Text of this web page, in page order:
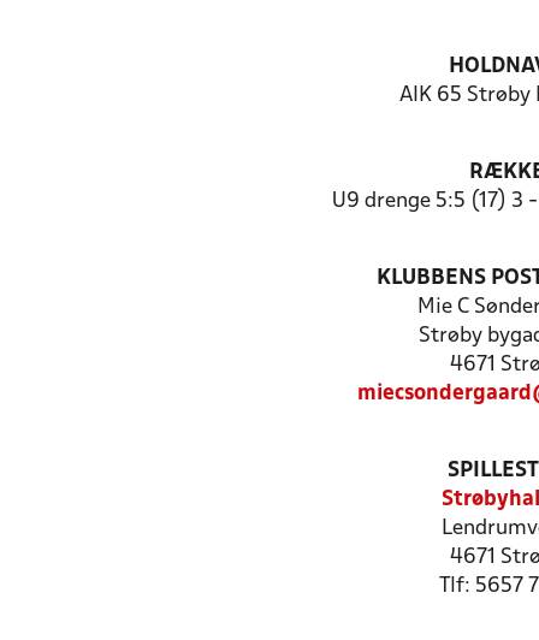
AIK 65 Strøby
U9 drenge 5:5 (17) 3
KLUBBENS
Mie C
Strøby
4671
4671
Tlf: 5657